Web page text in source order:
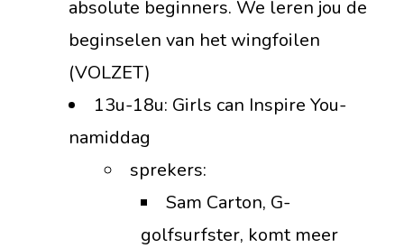
absolute beginners. We leren jou de
beginselen van het wingfoilen
(VOLZET)
13u-18u: Girls can Inspire You-
namiddag
sprekers:
Sam Carton, G-
golfsurfster, komt meer